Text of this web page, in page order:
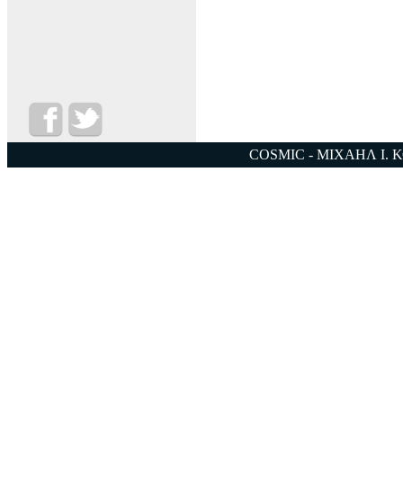
COSMIC - ΜΙΧΑΗΛ Ι.